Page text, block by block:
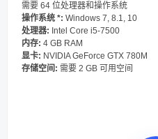
需要 64 位处理器和操作系统
操作系统 *: Windows 7, 8.1, 10
处理器: Intel Core i5-7500
内存: 4 GB RAM
显卡: NVIDIA GeForce GTX 780M
存储空间: 需要 2 GB 可用空间